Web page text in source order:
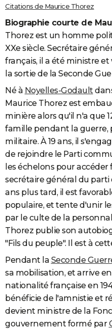
Destinations
City break
Voyage nature
Voyage de noces
Forum
Climat
+
GUIDES D'ACHAT
CARTE DE VOEUX
Carte de Noël
Carte Bonne année
Carte Saint-Valentin
Carte Pâques
Carte d'anniversaire
DICTIONNAIRE
Dictionnaire
Biographies
Citations
Expressions
Proverbes
PROGRAMME TV
COPAINS D'AVANT
S'inscrire
Se connecter
Lycées
Collèges
Primaires
Universités
Entreprises
Service militaire
Avis de recherche
AVIS DE DÉCÈS
FORUM
Bricolage
Lifestyle
Culture
Sport
Auto
Television
Voyage
Cinema
Citations de Maurice Thorez
Biographie courte de
Thorez est un homme
XXe siècle. Secrétaire
français, il a été ministre
la sortie de la Seconde
Né à Noyelles-Godault
Maurice Thorez est
minière alors qu'il n'a que
famille pendant la guerre,
militaire. À 19 ans, il
de rejoindre le Parti
les échelons pour
secrétaire général du parti
ans plus tard, il est
populaire, et tente d'unir
par le culte de la
Thorez publie son
"Fils du peuple". Il est à
Pendant la Seconde
sa mobilisation, et arrive
nationalité française en
bénéficie de l'amnistie et
devient ministre de la
gouvernement formé par